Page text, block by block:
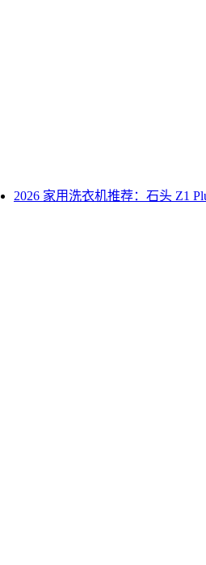
2026 家用洗衣机推荐：石头 Z1